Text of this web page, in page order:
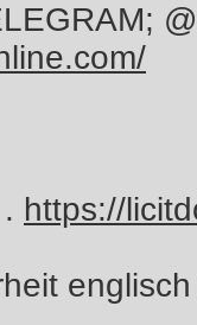
https://